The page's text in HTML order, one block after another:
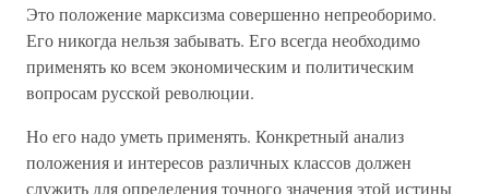
Это положение марксизма совершенно непреоборимо.
Его никогда нельзя забывать. Его всегда необходимо
применять ко всем экономическим и политическим
вопросам русской революции.
Но его надо уметь применять. Конкретный анализ
положения и интересов различных классов должен
служить для определения точного значения этой истины